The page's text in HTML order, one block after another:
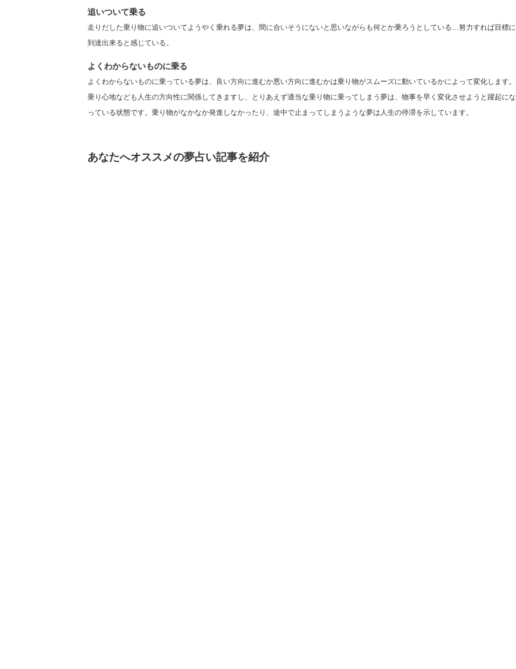
追いついて乗る
走りだした乗り物に追いついてようやく乗れる夢は、間に合いそうにないと思いながらも何とか乗ろうとしている…努力すれば目標に
到達出来ると感じている。
よくわからないものに乗る
よくわからないものに乗っている夢は、良い方向に進むか悪い方向に進むかは乗り物がスムーズに動いているかによって変化します。
乗り心地なども人生の方向性に関係してきますし、とりあえず適当な乗り物に乗ってしまう夢は、物事を早く変化させようと躍起にな
っている状態です。乗り物がなかなか発進しなかったり、途中で止まってしまうような夢は人生の停滞を示しています。
あなたへオススメの夢占い記事を紹介